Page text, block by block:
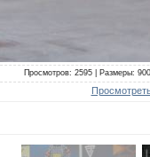
Просмотров: 2595 | Размеры: